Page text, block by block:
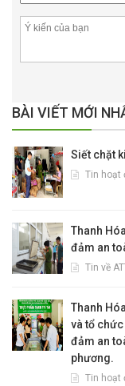
BÀI VIẾT MỚI
Siết chặt
Tin hoạt
Thanh
đảm an
Tin về
Thanh
và tổ
đảm an
phương.
Tin hoạt